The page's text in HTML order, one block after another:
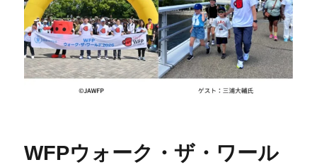
WFPウォーク・ザ・ワール